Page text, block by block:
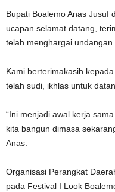
Bupati Boalemo Anas Jusuf
ucapan selamat datang,
telah menghargai
Kami berterimakasih
telah sudi, ikhlas untuk
“Ini menjadi awal kerja
kita bangun dimasa
Anas.
Organisasi Perangkat
pada Festival I Look